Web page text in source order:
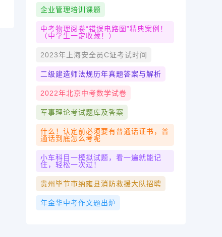
企业管理培训课题
中考物理阅卷“错误电路图”精典案例！
（中学生一定收藏！）
2023年上海安全员c证考试时间
二级建造师法规历年真题答案与解析
2022年北京中考数学试卷
军事理论考试题库及答案
什么！认定前必须要有普通话证书，普
通话到底怎么考呢
小车科目一模拟试题，看一遍就能记
住，轻松一次过！
贵州毕节市纳雍县消防救援大队招聘
年金华中考作文题出炉